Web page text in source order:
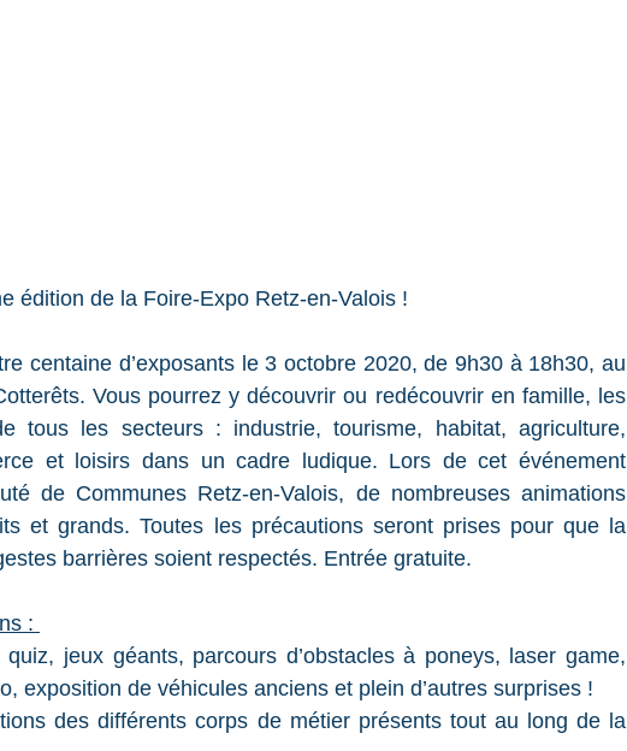
édition de la Foire-Expo Retz-en-Valois !
centaine d’exposants le 3 octobre 2020, de 9h30 à 18h30, au
Vous pourrez y découvrir ou redécouvrir en famille, les
tous les secteurs : industrie, tourisme, habitat, agriculture,
et loisirs dans un cadre ludique. Lors de cet événement
de Communes Retz-en-Valois, de nombreuses animations
et grands. Toutes les précautions seront prises pour que la
barrières soient respectés. Entrée gratuite.
:
jeux géants, parcours d’obstacles à poneys, laser game,
exposition de véhicules anciens et plein d’autres surprises !
des différents corps de métier présents tout au long de la